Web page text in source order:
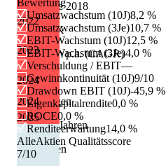
2024
2022
2023
2024
2025
Bewertung
Umsatzwachstum (10J)8,2 %
Umsatzwachstum (3Je)10,7 %
EBIT-Wachstum (10J)12,5 %
EBIT-Wachstum (3Je)4,0 %
Verschuldung / EBIT—
Gewinnkontinuität (10J)9/10
Drawdown EBIT (10J)-45,9 %
Eigenkapitalrendite0,0 %
ROCE0,0 %
Renditeerwartung14,0 %
AlleAktien Qualitätsscore
7/10
Dividende 2018
9.50 DKK
Wachstum p.a. (CAGR)
+4,6 %
Erhöhungen
5 von 13 Jahren
Kürzungen